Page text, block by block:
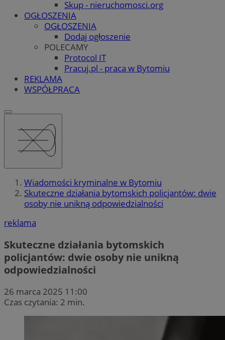
Skup - nieruchomosci.org
OGŁOSZENIA
OGŁOSZENIA
Dodaj ogłoszenie
POLECAMY
Protocol IT
Pracuj.pl - praca w Bytomiu
REKLAMA
WSPÓŁPRACA
Wiadomości kryminalne w Bytomiu
Skuteczne działania bytomskich policjantów: dwie
osoby nie unikną odpowiedzialności
reklama
Skuteczne działania bytomskich
policjantów: dwie osoby nie unikną
odpowiedzialności
26 marca 2025 11:00
Czas czytania: 2 min.